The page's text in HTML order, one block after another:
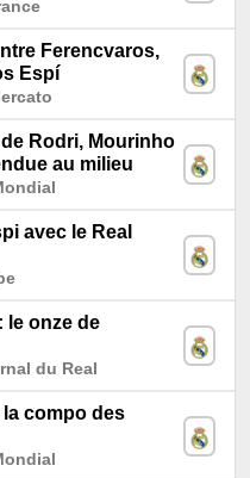
Ferencvaros,
Espí
Rodri, Mourinho
au milieu
avec le Real
le onze de
du Real
la compo des